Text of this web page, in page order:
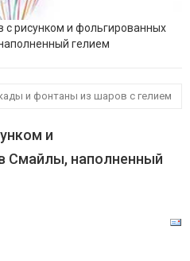
с рисунком и фольгированных
гелием
и фонтаны из шаров с гелием
и
Смайлы, наполненный